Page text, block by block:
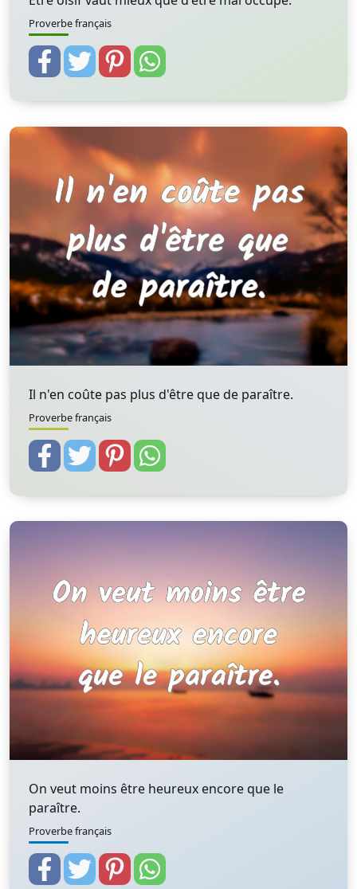
Proverbe français
Il n'en coûte pas plus d'être que de paraître.
Proverbe français
On veut moins être heureux encore que le
paraître.
Proverbe français